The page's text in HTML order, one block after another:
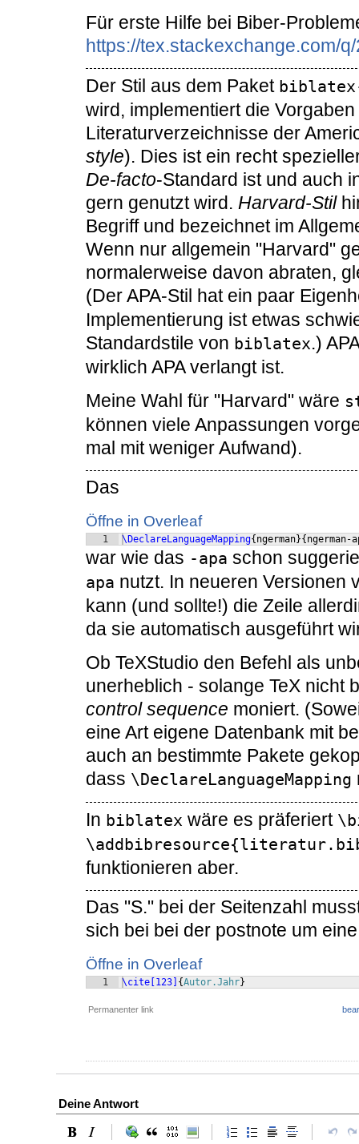
Für erste Hilfe bei Biber-
https://tex.stackexchange.com/
Der Stil aus dem Paket
wird, implementiert die
Literaturverzeichnisse der
style). Dies ist ein recht
De-facto-Standard ist und auch
gern genutzt wird. Harvard-Stil
Begriff und bezeichnet im
Wenn nur allgemein "Harvard"
normalerweise davon abraten,
(Der APA-Stil hat ein paar
Implementierung ist etwas
Standardstile von biblatex.)
wirklich APA verlangt ist.
Meine Wahl für "Harvard" wäre
können viele Anpassungen
mal mit weniger Aufwand).
Das
Öffne in Overleaf
1 \DeclareLanguageMapping{ ngerman}{ ngerman-
war wie das -apa schon
apa nutzt. In neueren Versionen
kann (und sollte!) die Zeile
da sie automatisch ausgeführt
Ob TeXStudio den Befehl als
unerheblich - solange TeX nicht
control sequence moniert.
eine Art eigene Datenbank mit
auch an bestimmte Pakete
dass \DeclareLanguageMapping
In biblatex wäre es präferiert
funktionieren aber.
Das "S." bei der Seitenzahl
sich bei bei der postnote um
Öffne in Overleaf
1 \cite[123] {Autor.Jahr}
Permanenter link
Deine Antwort